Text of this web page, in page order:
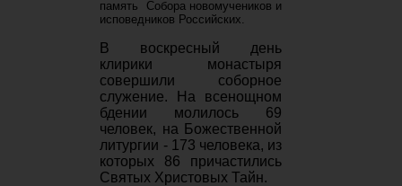
память Собора новомучеников и
исповедников Российских.
В воскресный день
клирики монастыря
совершили соборное
служение. На всенощном
бдении молилось 69
человек, на Божественной
литургии - 173 человека, из
которых 86 причастились
Святых Христовых Тайн.